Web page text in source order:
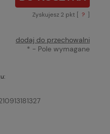
Zyskujesz 2 pkt [ ? ]
dodaj do przechowalni
* - Pole wymagane